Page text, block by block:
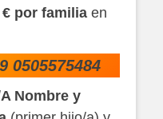
por familia en
0505575484
Nombre y